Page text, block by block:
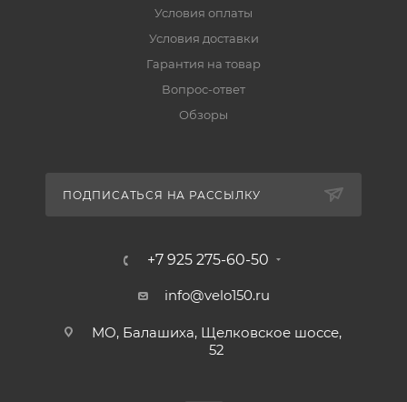
Условия оплаты
Условия доставки
Гарантия на товар
Вопрос-ответ
Обзоры
ПОДПИСАТЬСЯ НА РАССЫЛКУ
+7 925 275-60-50
info@velo150.ru
МО, Балашиха, Щелковское шоссе,
52